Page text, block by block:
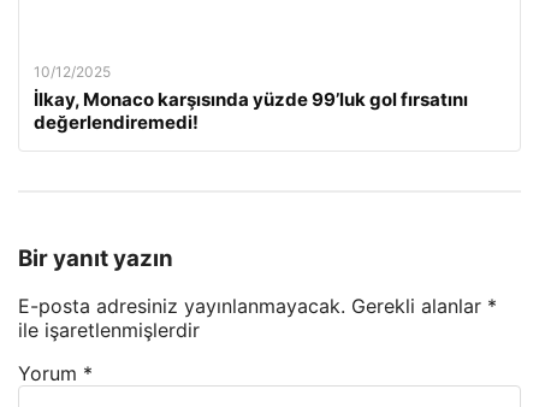
10/12/2025
İlkay, Monaco karşısında yüzde 99’luk gol fırsatını
değerlendiremedi!
Bir yanıt yazın
E-posta adresiniz yayınlanmayacak. Gerekli alanlar *
ile işaretlenmişlerdir
Yorum *